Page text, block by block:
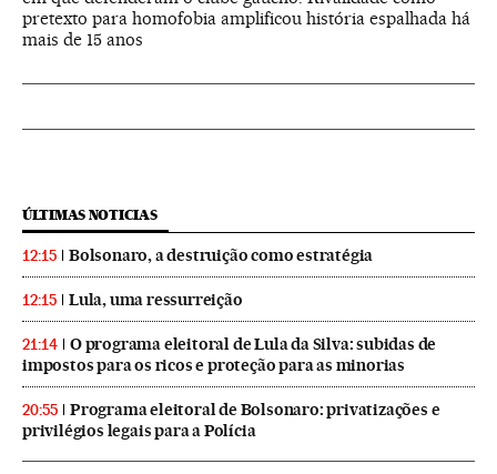
pretexto para homofobia amplificou história espalhada há
mais de 15 anos
ÚLTIMAS NOTICIAS
12:15 Bolsonaro, a destruição como estratégia
12:15 Lula, uma ressurreição
21:14
O programa eleitoral de Lula da Silva: subidas de
impostos para os ricos e proteção para as minorias
20:55
Programa eleitoral de Bolsonaro: privatizações e
privilégios legais para a Polícia